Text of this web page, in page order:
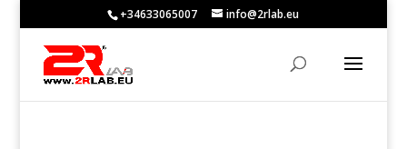
+34633065007 info@2rlab.eu